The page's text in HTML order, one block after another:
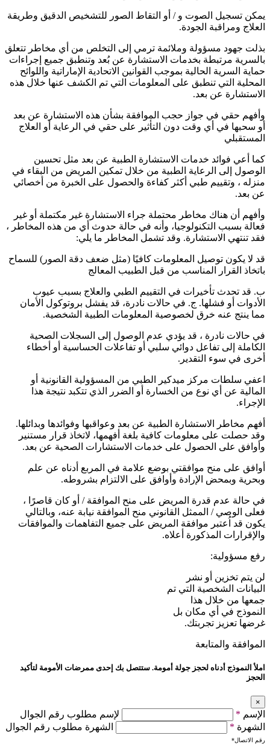
يمكن تسجيل الصوت و / أو التقاط الصور للتشخيص الدقيق وطريقة
العلاج ومراقبة الجودة.
بذلت جهود مسؤولة وملائمة ترمي إلى التخلص من أي مخاطر تتعلق
بالسرية مرتبطة بخدمات الاستشارة عن بُعد وتنطبق جميع إجراءات
حماية السرية الحالية بموجب القوانين الاتحادية الإماراتية واللوائح
المحلية التي تنطبق على المعلومات التي تم الكشف عنها خلال هذه
الاستشارة عن بعد.
وأفهم حقي في جواز حجب الموافقة بشأن هذه الاستشارة عن بعد
أو سحبها في أي وقت دون التأثير على حقي في الرعاية أو العلاج
المستقبلي
كما أعي فوائد خدمات الاستشارة الطبية عن بعد مثل تحسين
الوصول إلى الرعاية الطبية من خلال تمكين المريض من البقاء في
منزله ، وتقييم طبي أكثر كفاءة والحصول على الخبرة من أخصائي
عن بعد.
وأفهم أن هناك مخاطر محتملة جراء الاستشارة غير مكتملة أو غير
فعالة بسبب التكنولوجيا، وأنه في حالة حدوث أي من هذه المخاطر ،
فقد تنتهي الاستشارة. وقد تشمل المخاطر ما يلي:
قد لا يكون توصيل المعلومات كافيًا (مثل ضعف دقة الصور) للسماح
باتخاذ القرار المناسب من قبل الطبيب المعالج
ب. قد تحدث تأخيرات في التقييم الطبي والعلاج بسبب عيوب
الأدوات أو فشلها. ج. في حالات نادرة، قد يفشل بروتوكول الأمان
مما ينتج عنه خرق لخصوصية المعلومات الطبية الشخصية.
في حالات نادرة ، قد يؤدي عدم الوصول إلى السجلات الصحية
الكاملة إلى تفاعل دوائي سلبي أو تفاعلات الحساسية أو أخطاء
أخرى في سوء التقدير.
اعفي سلطات مركز ميدكير الطبي من المسؤولية القانونية أو
المالية عن أي نوع من الخسارة أو الضرر الذي تتكبد نتيجة هذا
الإجراء.
أفهم مخاطر الاستشارة الطبية عن بعد وعواقبها وفوائدها وبدائلها.
وقد حصلت على معلومات كافية بلغة أفهمها، لاتخاذ قرار مستنير
وأوافق على الحصول على خدمات الاستشارات الصحية عن بعد.
أوافق على منح موافقتي بوضع علامة في المربع أدناه عن علم
وبحرية وبمحض الإرادة وأوافق على الالتزام بشروطه.
في حالة عدم قدرة المريض على منح الموافقة / أو كان قاصرًا ،
فعلى الوصي / الممثل القانوني منح الموافقة نيابة عنه، وبالتالي
يكون قد اُعتبر موافقة المريض على جميع التفاهمات والموافقات
والإقرارات المذكورة أعلاه.
رفع مسؤولية:
لن يتم تخزين أو نشر
البيانات الشخصية التي تم
جمعها من خلال هذا
النموذج في أي مكان بل
غرضها تعزيز تجربتك.
الموافقة والمتابعة
املأ النموذج أدناه لحجز جولة أمومة. ستتصل بك إحدى ممرضات الأمومة لتأكيد
الحجز
×
الإسم *
لإسم مطلوب رقم الجوال
الشهرة * الشهرة مطلوب رقم الجوال
رقم الاتصال*